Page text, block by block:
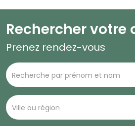
Rechercher votre
Prenez rendez-vous